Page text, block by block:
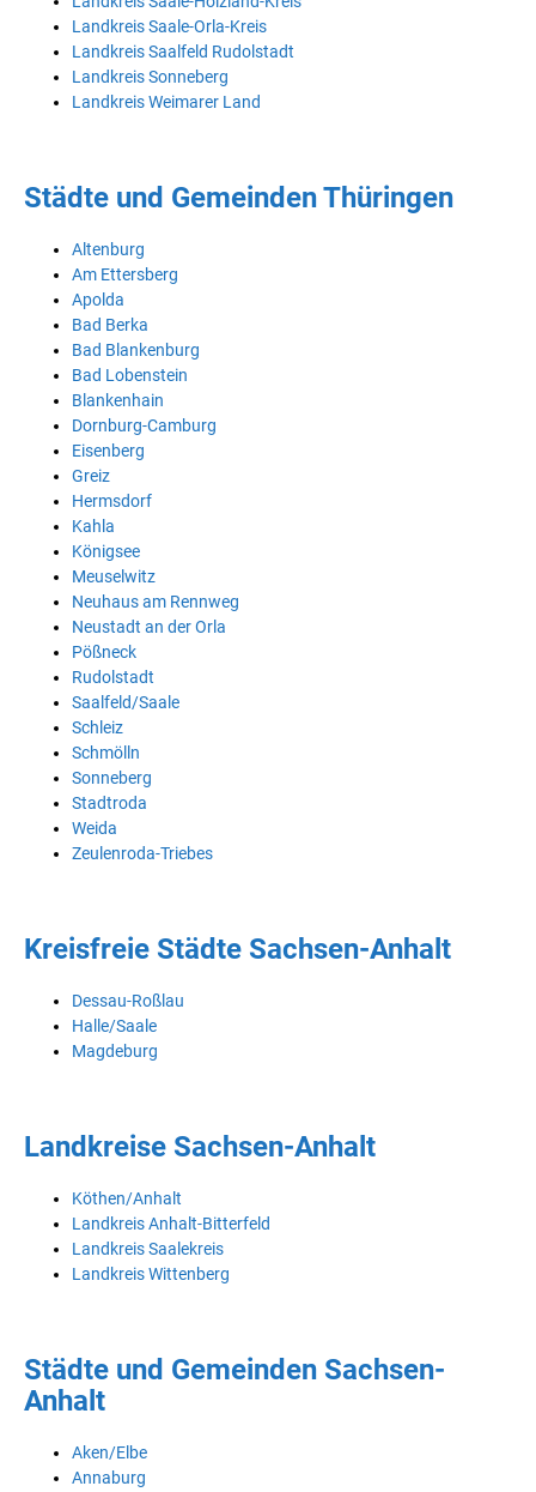
Landkreis Saale-Orla-Kreis
Landkreis Saalfeld Rudolstadt
Landkreis Sonneberg
Landkreis Weimarer Land
Städte und Gemeinden Thüringen
Altenburg
Am Ettersberg
Apolda
Bad Berka
Bad Blankenburg
Bad Lobenstein
Blankenhain
Dornburg-Camburg
Eisenberg
Greiz
Hermsdorf
Kahla
Königsee
Meuselwitz
Neuhaus am Rennweg
Neustadt an der Orla
Pößneck
Rudolstadt
Saalfeld/Saale
Schleiz
Schmölln
Sonneberg
Stadtroda
Weida
Zeulenroda-Triebes
Kreisfreie Städte Sachsen-Anhalt
Dessau-Roßlau
Halle/Saale
Magdeburg
Landkreise Sachsen-Anhalt
Köthen/Anhalt
Landkreis Anhalt-Bitterfeld
Landkreis Saalekreis
Landkreis Wittenberg
Städte und Gemeinden Sachsen-
Anhalt
Aken/Elbe
Annaburg